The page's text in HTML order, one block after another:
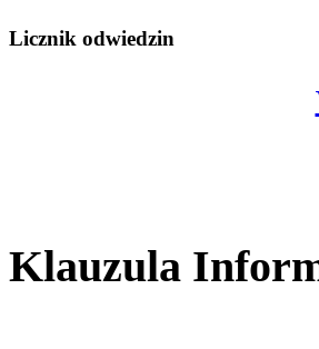
Licznik odwiedzin
Klauzula